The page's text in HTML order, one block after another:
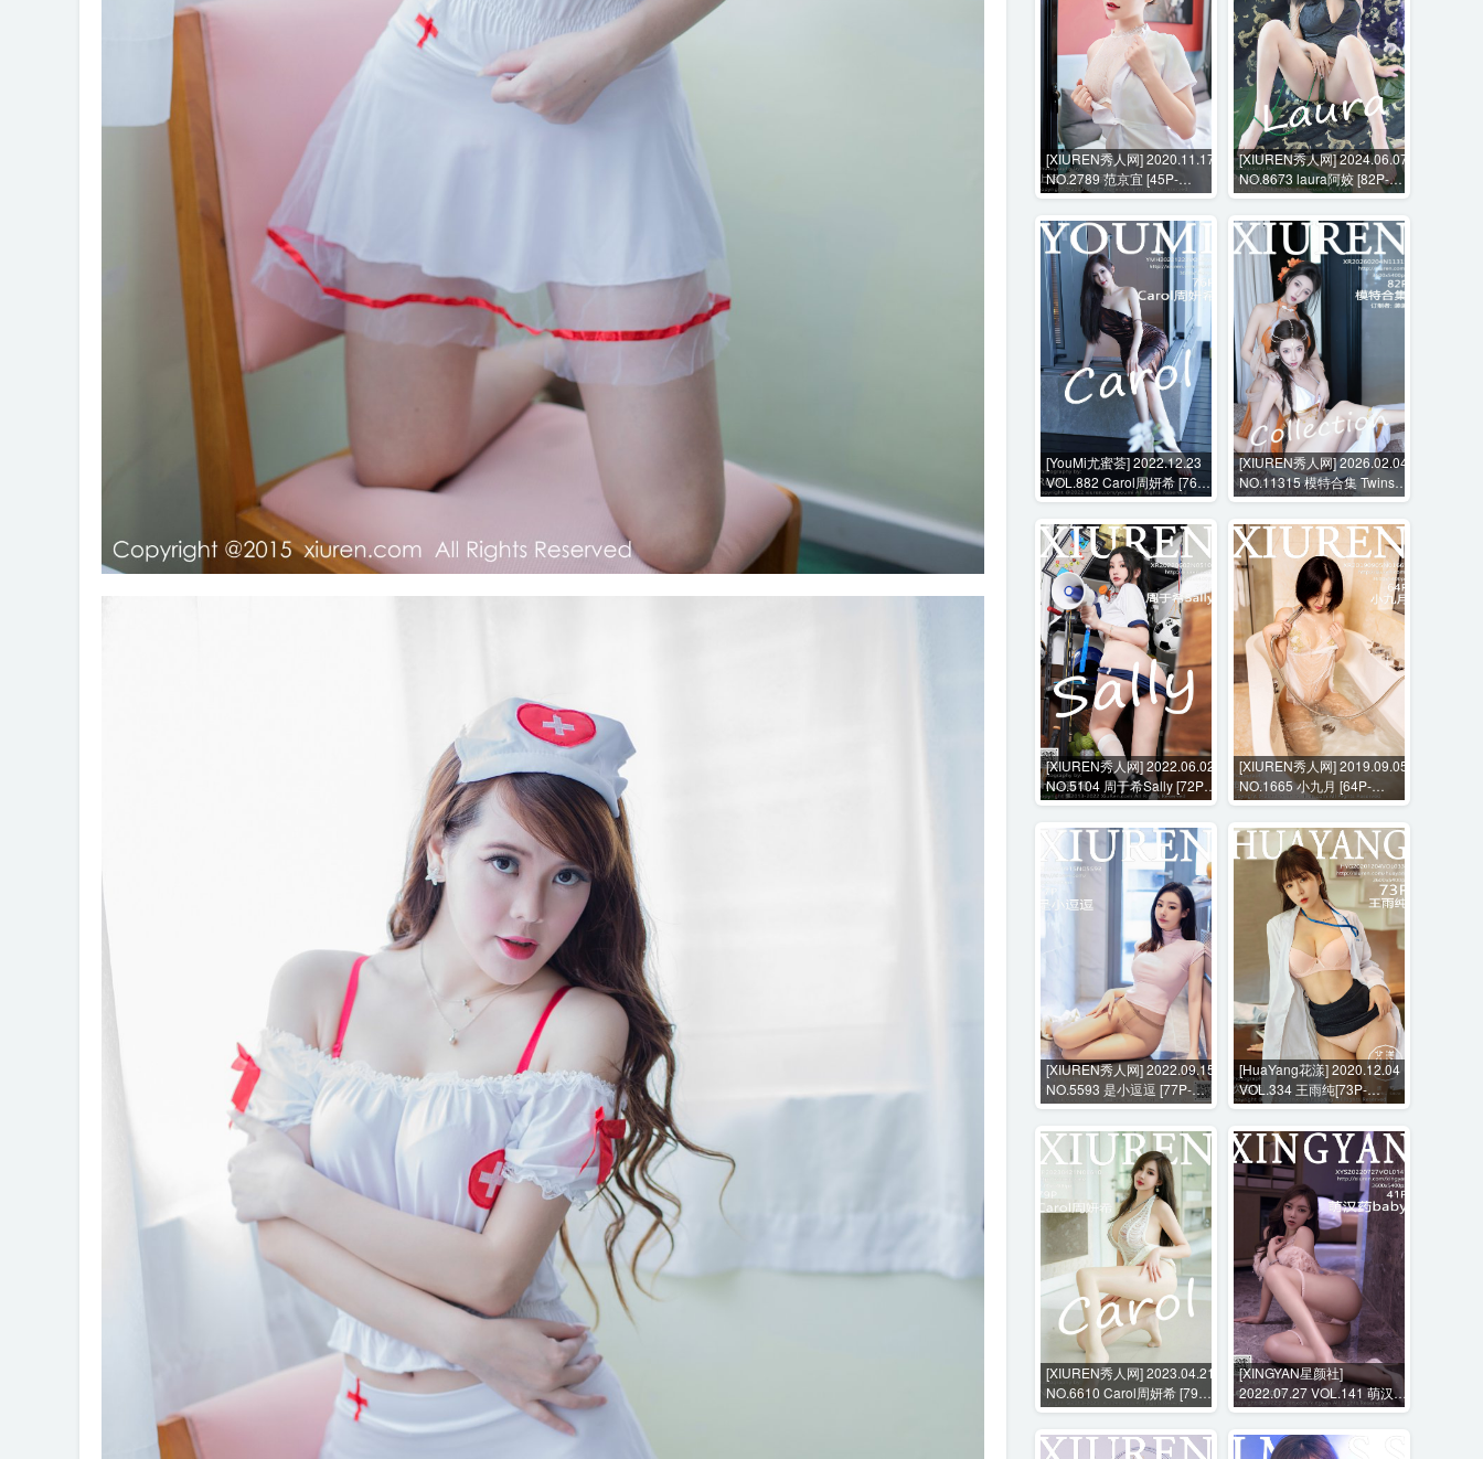
[XIUREN秀人网] 2020.11.17
NO.2789 范京宜 [45P-
397MB]
[XIUREN秀人网] 2024.06.07
NO.8673 laura阿姣 [82P-
697MB]
[YouMi尤蜜荟] 2022.12.23
VOL.882 Carol周妍希 [76P-
690MB]
[XIUREN秀人网] 2026.02.04
NO.11315 模特合集 Twins-
桃桃 Twins-夭夭 [82P-
1115MB]
[XIUREN秀人网] 2022.06.02
NO.5104 周于希Sally [72P-
638MB]
[XIUREN秀人网] 2019.09.05
NO.1665 小九月 [64P-
153MB]
[XIUREN秀人网] 2022.09.15
NO.5593 是小逗逗 [77P-
607BM]
[HuaYang花漾] 2020.12.04
VOL.334 王雨纯[73P-
735MB]
[XIUREN秀人网] 2023.04.21
NO.6610 Carol周妍希 [79P-
608MB]
[XINGYAN星颜社]
2022.07.27 VOL.141 萌汉药
baby [41P-373MB]